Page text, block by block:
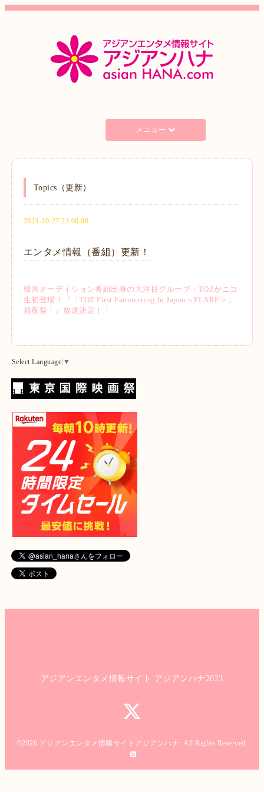
メニュー
Topics（更新）
2023-10-27 23:00:00
エンタメ情報（番組）更新！
韓国オーディション番組出身の大注目グループ・TOZがニコ
生初登場！『「TOZ First Fanmeeting In Japan＜FLARE＞」
前夜祭！』放送決定！！
Select Language ▼
アジアンエンタメ情報サイト アジアンハナ2023
©2026 アジアンエンタメ情報サイトアジアンハナ. All Rights Reserved.